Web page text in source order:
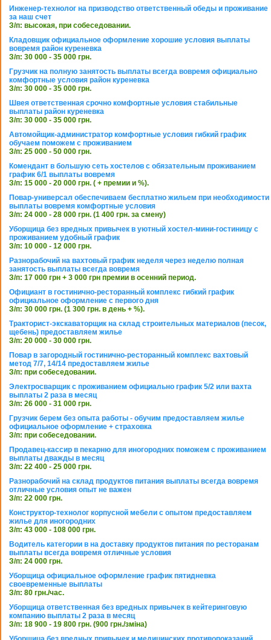
Инженер-технолог на призводство ответственный обеды и проживание
за наш счет
З/п: высокая, при собеседовании.
Кладовщик официальное оформление хорошие условия выплаты
вовремя район куреневка
З/п: 30 000 - 35 000 грн.
Грузчик на полную занятость выплаты всегда вовремя официально
комфортные условия район куреневка
З/п: 30 000 - 35 000 грн.
Швея ответственная срочно комфортные условия стабильные
выплаты район куреневка
З/п: 30 000 - 35 000 грн.
Автомойщик-администратор комфортные условия гибкий график
обучаем поможем с проживанием
З/п: 25 000 - 50 000 грн.
Комендант в большую сеть хостелов с обязательным проживанием
график 6/1 выплаты вовремя
З/п: 15 000 - 20 000 грн. ( + премии и %).
Повар-универсал обеспечиваем бесплатно жильем при необходимости
выплаты вовремя комфортные условия
З/п: 24 000 - 28 000 грн. (1 400 грн. за смену)
Уборщица без вредных привычек в уютный хостел-мини-гостиницу с
проживанием удобный график
З/п: 10 000 - 12 000 грн.
Разнорабочий на вахтовый график неделя через неделю полная
занятость выплаты всегда вовремя
З/п: 17 000 грн + 3 000 грн премии в осенний период.
Официант в гостинично-ресторанный комплекс гибкий график
официальное оформление с первого дня
З/п: 30 000 грн. (1 300 грн. в день + %).
Тракторист-экскаваторщик на склад строительных материалов (песок,
щебень) предоставляем жилье
З/п: 20 000 - 30 000 грн.
Повар в загородный гостинично-ресторанный комплекс вахтовый
метод 7/7, 14/14 предоставляем жилье
З/п: при собеседовании.
Электросварщик с проживанием официально график 5/2 или вахта
выплаты 2 раза в месяц
З/п: 26 000 - 31 000 грн.
Грузчик берем без опыта работы - обучим предоставляем жилье
официальное оформление + страховка
З/п: при собеседовании.
Продавец-кассир в пекарню для иногородних поможем с проживанием
выплаты дважды в месяц
З/п: 22 400 - 25 000 грн.
Разнорабочий на склад продуктов питания выплаты всегда вовремя
отличные условия опыт не важен
З/п: 22 000 грн.
Конструктор-технолог корпусной мебели с опытом предоставляем
жилье для иногородних
З/п: 43 000 - 108 000 грн.
Водитель категории в на доставку продуктов питания по ресторанам
выплаты всегда вовремя отличные условия
З/п: 24 000 грн.
Уборщица официальное оформление график пятидневка
своевременные выплаты
З/п: 80 грн./час.
Уборщица ответственная без вредных привычек в кейтеринговую
компанию выплаты 2 раза в месяц
З/п: 18 900 - 19 800 грн. (900 грн./зміна)